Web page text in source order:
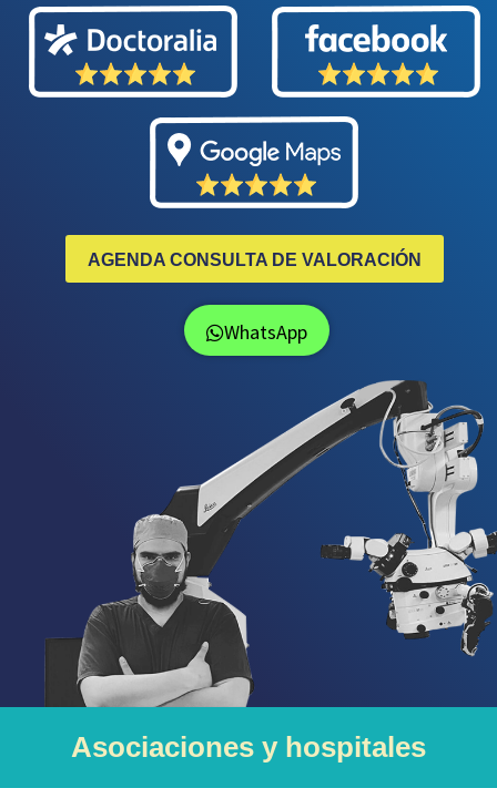
AGENDA CONSULTA DE VALORACIÓN
WhatsApp
Asociaciones y hospitales